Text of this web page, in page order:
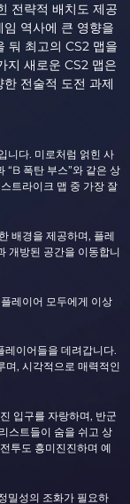
전략적 배치도 제공
역사에 큰 영향을
둬 최고의 CS2 맵을
지 새로운 CS2 맵은
전술적 도전 과제
니다. 미로처럼 얽힌 사
“B 폭탄 부스”와 같은 상
트라이크 맵 중 가장 잘
배경을 제공하며, 플레
개방된 공간을 이동합니
레이어 모두에게 이상
이어들을 데려갑니다.
며, 시각적으로 매력적인
입구를 자랑하며, 반군
스트들이 숨을 쉬고 상
투도 흥미진진하며 예
밀성의 조화가 필요하